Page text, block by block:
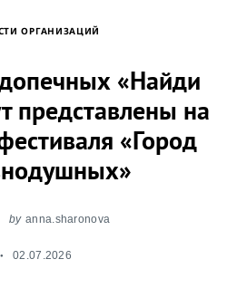
ОРГАНИЗАЦИЙ
«Найди
представлены на
«Город
by anna.sharonova
02.07.2026